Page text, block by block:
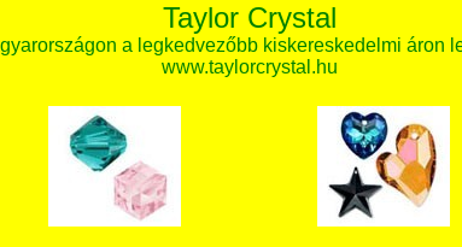
Taylor Crystal
a legkedvezőbb kiskereskedelmi áron
www.taylorcrystal.hu